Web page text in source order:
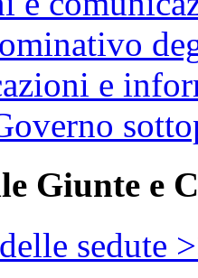
e
Giunte e
sedute